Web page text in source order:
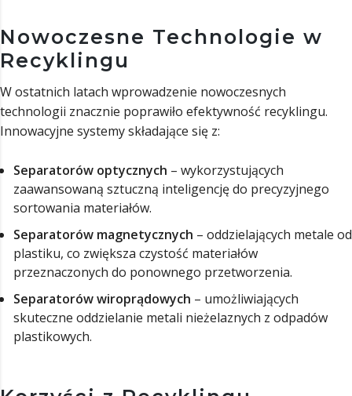
Nowoczesne Technologie w
Recyklingu
W ostatnich latach wprowadzenie nowoczesnych
technologii znacznie poprawiło efektywność recyklingu.
Innowacyjne systemy składające się z:
Separatorów optycznych – wykorzystujących
zaawansowaną sztuczną inteligencję do precyzyjnego
sortowania materiałów.
Separatorów magnetycznych – oddzielających metale od
plastiku, co zwiększa czystość materiałów
przeznaczonych do ponownego przetworzenia.
Separatorów wiroprądowych – umożliwiających
skuteczne oddzielanie metali nieżelaznych z odpadów
plastikowych.